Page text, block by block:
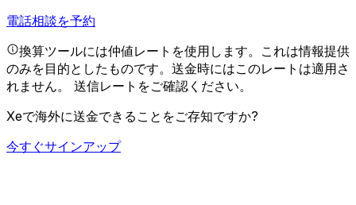
電話相談を予約
換算ツールには仲値レートを使用します。これは情報提供
のみを目的としたものです。送金時にはこのレートは適用さ
れません。 送信レートをご確認ください。
Xeで海外に送金できることをご存知ですか?
今すぐサインアップ